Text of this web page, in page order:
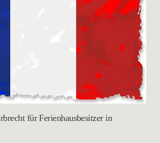
für Ferienhausbesitzer in